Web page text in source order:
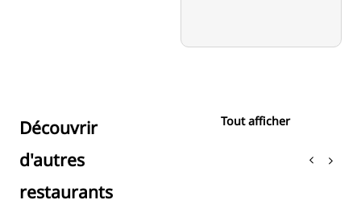
Découvrir
d'autres
restaurants
Tout afficher